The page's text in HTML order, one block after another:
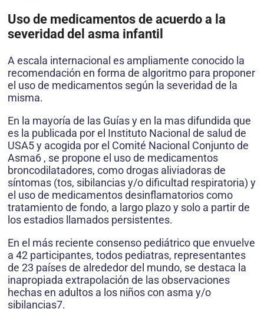
Uso de medicamentos de acuerdo a la
severidad del asma infantil
A escala internacional es ampliamente conocido la
recomendación en forma de algoritmo para proponer
el uso de medicamentos según la severidad de la
misma.
En la mayoría de las Guías y en la mas difundida que
es la publicada por el Instituto Nacional de salud de
USA5 y acogida por el Comité Nacional Conjunto de
Asma6 , se propone el uso de medicamentos
broncodilatadores, como drogas aliviadoras de
síntomas (tos, sibilancias y/o dificultad respiratoria) y
el uso de medicamentos desinflamatorios como
tratamiento de fondo, a largo plazo y solo a partir de
los estadios llamados persistentes.
En el más reciente consenso pediátrico que envuelve
a 42 participantes, todos pediatras, representantes
de 23 países de alrededor del mundo, se destaca la
inapropiada extrapolación de las observaciones
hechas en adultos a los niños con asma y/o
sibilancias7.